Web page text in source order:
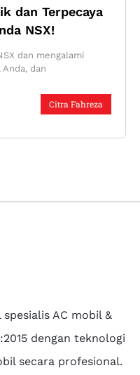
dan Terpecaya
NSX!
Citra Fahreza
dan mengalami
dan
AC mobil &
dengan teknologi
secara profesional.